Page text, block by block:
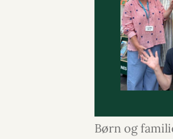
Børn og